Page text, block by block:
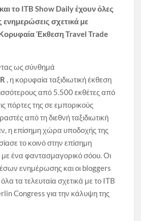
το ITB Show Daily έχουν όλες
ενημερώσεις σχετικά με
Έκθεση Travel Trade
ως σύνθημά
, η κορυφαία ταξιδιωτική έκθεση
από 5.500 εκθέτες από
πόρτες της σε εμπορικούς
από τη διεθνή ταξιδιωτική
η επίσημη χώρα υποδοχής της
το κοινό στην επίσημη
ένα φαντασμαγορικό σόου. Οι
ενημέρωσης και οι bloggers
τα τελευταία σχετικά με το ITB
Congress για την κάλυψη της